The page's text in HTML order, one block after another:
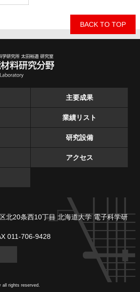
主要成果
業績リスト
研究設備
アクセス
北20条西10丁目北海道大学 電子科学研
011-706-9428
all rights reserved.
BACK TO TOP